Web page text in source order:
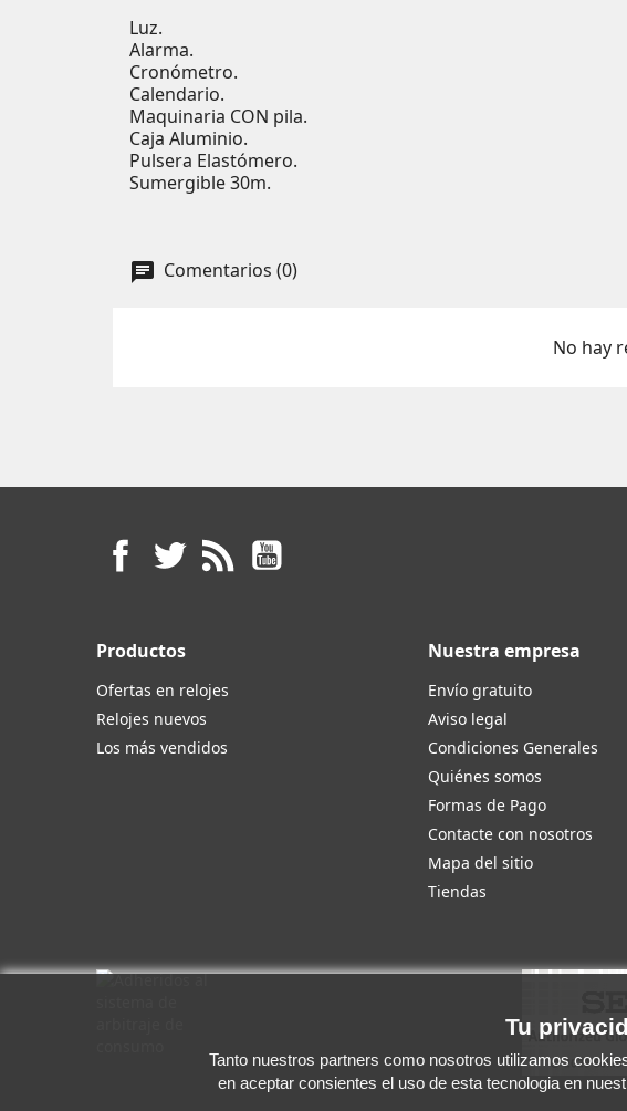
Luz.
Alarma.
Cronómetro.
Calendario.
Maquinaria CON pila.
Caja Aluminio.
Pulsera Elastómero.
Sumergible 30m.
Comentarios (0)
No hay
Facebook
Twitter Rss
Productos
Ofertas en relojes
Relojes nuevos
Los más vendidos
Nuestra empresa
Envío gratuito
Aviso legal
Condiciones Generales
Quiénes somos
Formas de Pago
Contacte con nosotros
Mapa del sitio
Tiendas
Tu
Tanto nuestros partners como nosotros utilizamos
en aceptar consientes el uso de esta tecnologia en